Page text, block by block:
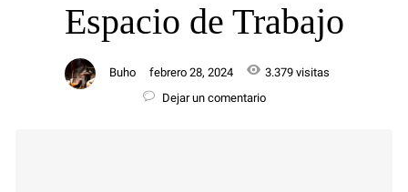
Espacio de Trabajo
Buho febrero 28, 2024
3.379 visitas
Dejar un comentario